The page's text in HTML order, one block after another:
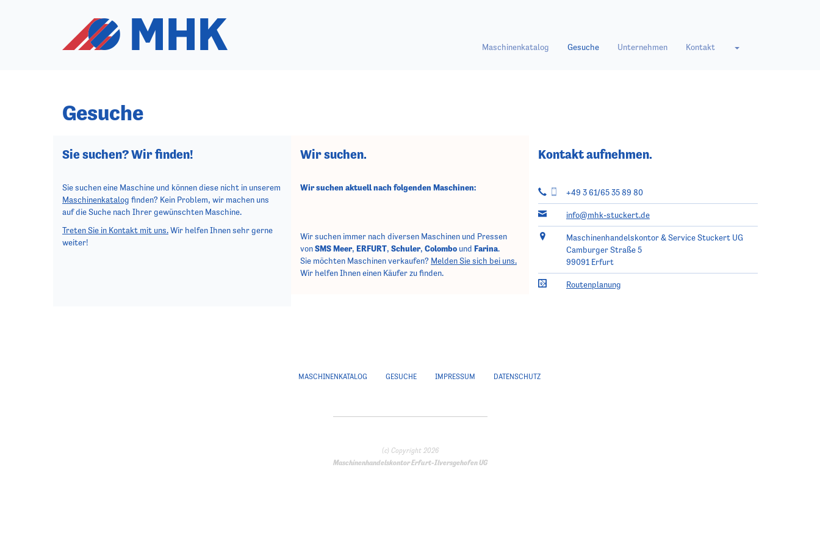
Maschinenkatalog Gesuche Unternehmen Kontakt
Gesuche
Sie suchen? Wir finden!
Sie suchen eine Maschine und können diese nicht in unserem
Maschinenkatalog finden? Kein Problem, wir machen uns
auf die Suche nach Ihrer gewünschten Maschine.
Treten Sie in Kontakt mit uns.Wir helfen Ihnen sehr gerne
weiter!
Wir suchen.
Wir suchen aktuell nach folgenden Maschinen:
Wir suchen immer nach diversen Maschinen und Pressen
vonSMS Meer, ERFURT, Schuler, Colombo und Farina.
Sie möchten Maschinen verkaufen? Melden Sie sich bei uns.
Wir helfen Ihnen einen Käufer zu finden.
Kontakt aufnehmen.
+49 3 61/65 35 89 80
info@mhk-stuckert.de
Maschinenhandelskontor & Service Stuckert UG
Camburger Straße 5
99091 Erfurt
Routenplanung
MASCHINENKATALOG GESUCHE IMPRESSUM DATENSCHUTZ
(c) Copyright 2026
Maschinenhandelskontor Erfurt-Ilversgehofen UG